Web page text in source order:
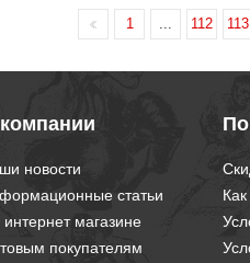
1 112 113
новости
статьи
магазине
покупателям